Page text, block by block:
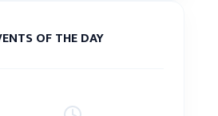
OF THE DAY